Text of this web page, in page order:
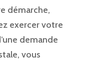
démarche,
exercer votre
demande
vous